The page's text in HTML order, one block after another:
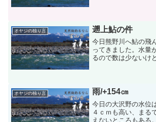
の釣果で、１６日に
オヤジの独り言 遡上鮎の件
今日熊野川へ鮎の飛
ってきました。水量
るので数は少ないけ
オヤジの独り言 雨/+154㎝
今日の大沢野の水位
４ｃｍも高い、まる
えないところもある